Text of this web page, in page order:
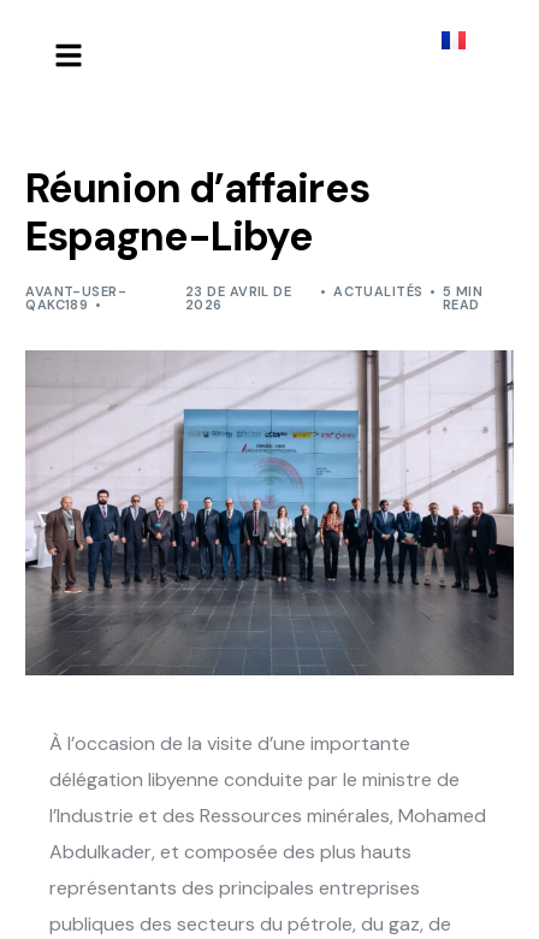
Réunion d’affaires
Espagne-Libye
AVANT-USER-
QAKC189
23 DE AVRIL DE
2026
ACTUALITÉS 5 MIN
READ
À l’occasion de la visite d’une importante
délégation libyenne conduite par le ministre de
l’Industrie et des Ressources minérales, Mohamed
Abdulkader, et composée des plus hauts
représentants des principales entreprises
publiques des secteurs du pétrole, du gaz, de